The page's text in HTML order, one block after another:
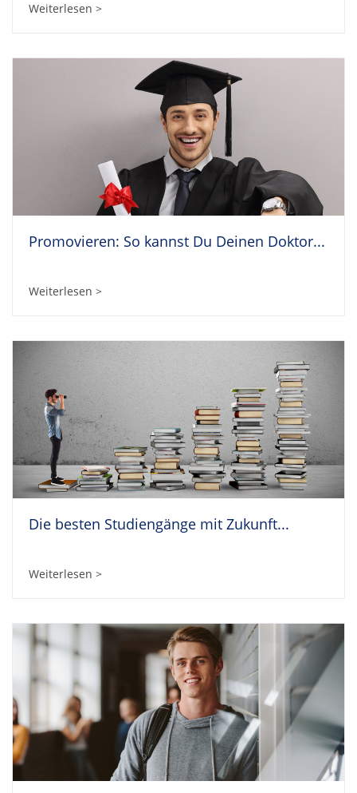
Weiterlesen >
Promovieren: So kannst Du Deinen Doktor...
Weiterlesen >
Die besten Studiengänge mit Zukunft...
Weiterlesen >